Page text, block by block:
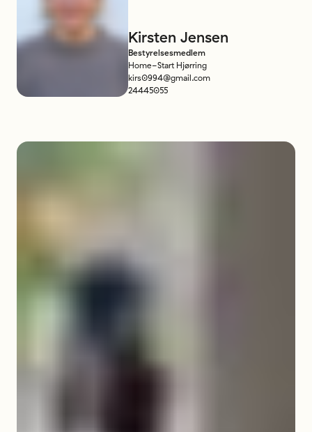
Kirsten Jensen
Bestyrelsesmedlem
Home-Start Hjørring
kirs0994@gmail.com
24445055